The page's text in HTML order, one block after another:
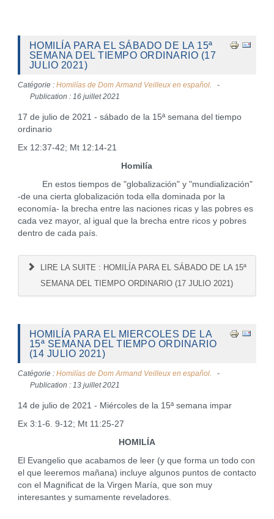
HOMILÍA PARA EL SÁBADO DE LA 15ª
SEMANA DEL TIEMPO ORDINARIO (17
JULIO 2021)
Catégorie : Homilías de Dom Armand Veilleux en español.
Publication : 16 juillet 2021
17 de julio de 2021 - sábado de la 15ª semana del tiempo
ordinario
Ex 12:37-42; Mt 12:14-21
Homilía
En estos tiempos de "globalización" y "mundialización"
-de una cierta globalización toda ella dominada por la
economía- la brecha entre las naciones ricas y las pobres es
cada vez mayor, al igual que la brecha entre ricos y pobres
dentro de cada país.
LIRE LA SUITE : HOMILÍA PARA EL SÁBADO DE LA 15ª
SEMANA DEL TIEMPO ORDINARIO (17 JULIO 2021)
HOMILÍA PARA EL MIERCOLES DE LA
15ª SEMANA DEL TIEMPO ORDINARIO
(14 JULIO 2021)
Catégorie : Homilías de Dom Armand Veilleux en español.
Publication : 13 juillet 2021
14 de julio de 2021 - Miércoles de la 15ª semana impar
Ex 3:1-6. 9-12; Mt 11:25-27
HOMILÍA
El Evangelio que acabamos de leer (y que forma un todo con
el que leeremos mañana) incluye algunos puntos de contacto
con el Magnificat de la Virgen María, que son muy
interesantes y sumamente reveladores.